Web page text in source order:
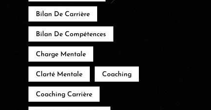
Bilan De Carrière
Bilan De Compétences
Charge Mentale
Clarté Mentale Coaching
Coaching Carrière